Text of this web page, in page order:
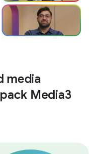
media
Media3